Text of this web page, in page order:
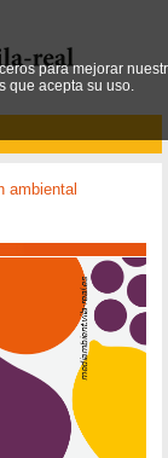
ambiental
para mejorar
que acepta su uso.